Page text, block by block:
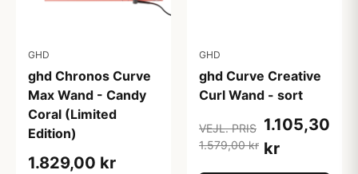
GHD
ghd Chronos Curve
Max Wand - Candy
Coral (Limited
Edition)
1.829,00 kr
GHD
ghd Curve Creative
Curl Wand - sort
VEJL. PRIS
1.579,00 kr
1.105,30
kr